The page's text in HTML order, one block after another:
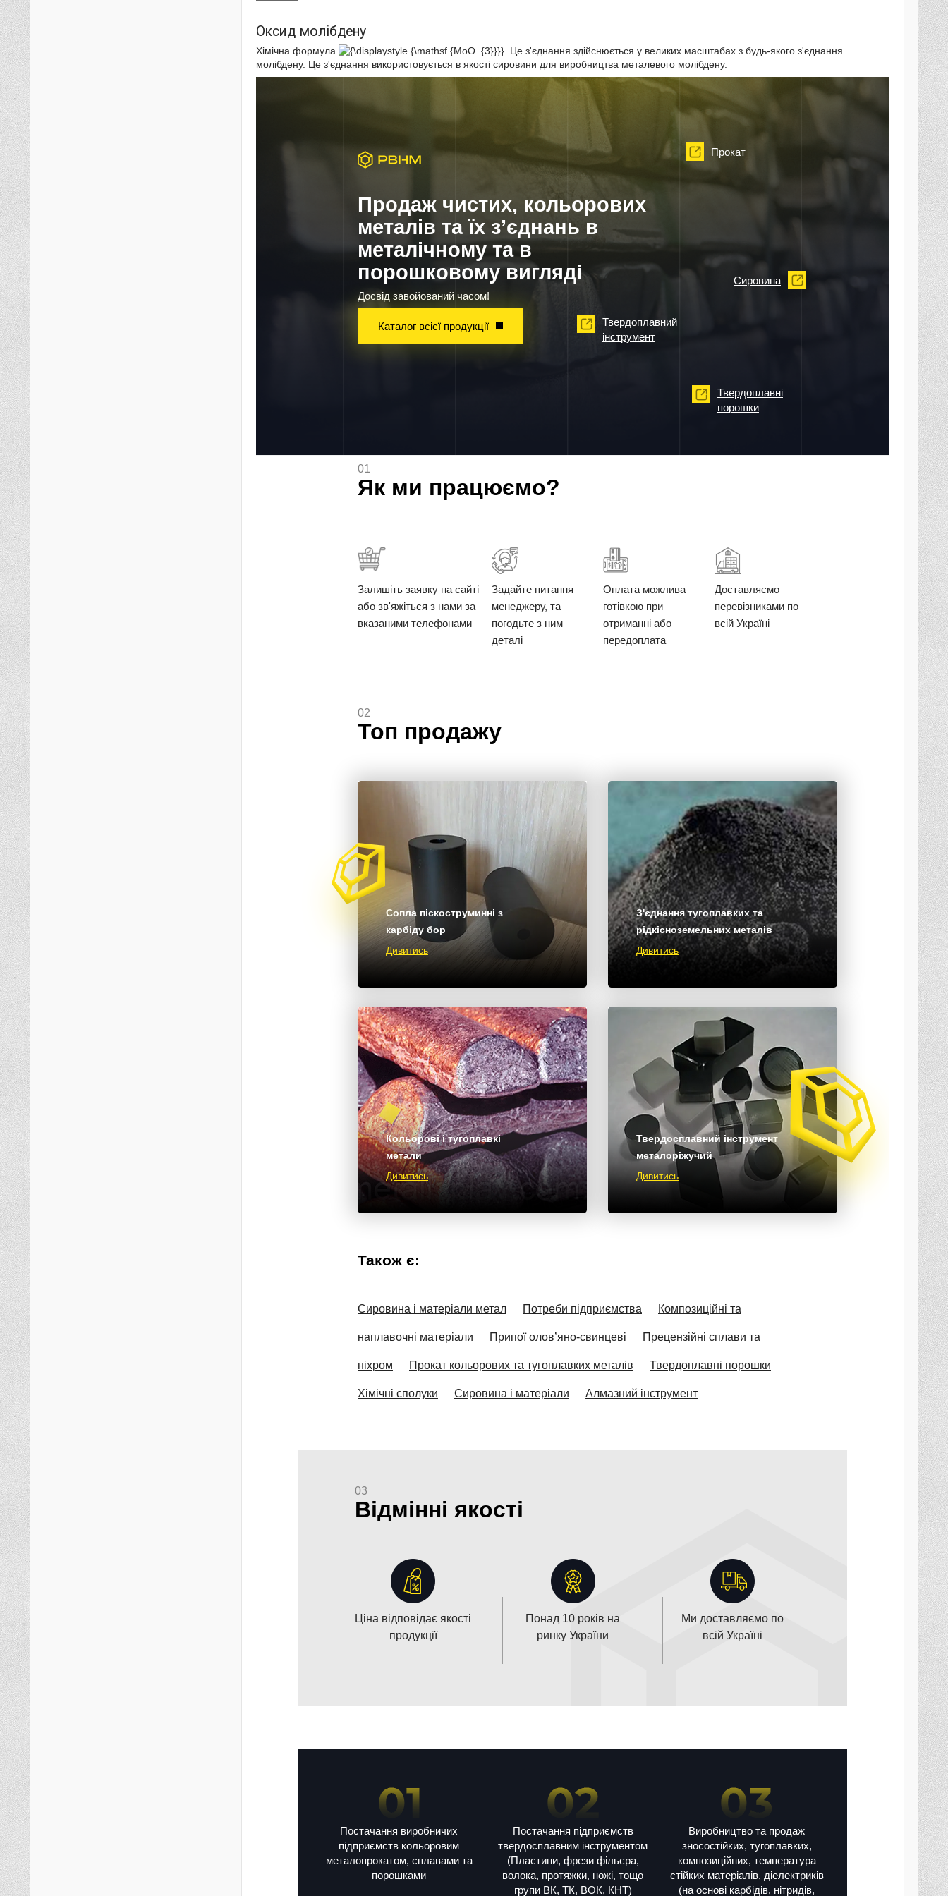
Оксид молібдену
Хімічна формула
. Це з'єднання здійснюється у великих масштабах з будь-якого з'єднання
молібдену. Це з'єднання використовується в якості сировини для виробництва металевого молібдену.
Продаж чистих, кольорових
металів та їх з’єднань в
металічному та в
порошковому вигляді
Досвід завойований часом!
Каталог всієї продукції
Прокат
Твердоплавний
інструмент
Сировина
Твердоплавні
порошки
01
Як ми працюємо?
Залишіть заявку на сайті
або зв'яжіться з нами за
вказаними телефонами
Задайте питання
менеджеру, та
погодьте з ним
деталі
Оплата можлива
готівкою при
отриманні або
передоплата
Доставляємо
перевізниками по
всій Україні
02
Топ продажу
Сопла піскоструминні з
карбіду бор
Дивитись
З'єднання тугоплавких та
рідкісноземельних металів
Дивитись
Кольорові і тугоплавкі
метали
Дивитись
Твердосплавний інструмент
металоріжучий
Дивитись
Також є:
Сировина і матеріали метал Потреби підприємства Композиційні та
наплавочні матеріали Припої олов’яно-свинцеві Прецензійні сплави та
ніхром Прокат кольорових та тугоплавких металів Твердоплавні порошки
Хімічні сполуки Сировина і матеріали Алмазний інструмент
03
Відмінні якості
Ціна відповідає якості
продукції
Понад 10 років на
ринку України
Ми доставляємо по
всій Україні
Постачання виробничих
підприємств кольоровим
металопрокатом, сплавами та
порошками
Постачання підприємств
твердосплавним інструментом
(Пластини, фрези фільєра,
волока, протяжки, ножі, тощо
групи ВК, ТК, ВОК, КНТ)
Виробництво та продаж
зносостійких, тугоплавких,
композиційних, температура
стійких матеріалів, діелектриків
(на основі карбідів, нітридів,